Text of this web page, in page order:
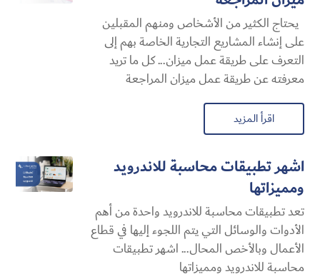
يحتاج الكثير من الأشخاص ومنهم المقبلين
على إنشاء المشاريع التجارية الخاصة بهم إلى
التعرف على طريقة عمل ميزان... كل ما تريد
معرفته عن طريقة عمل ميزان المراجعة
اقرأ المزيد
اشهر تطبيقات محاسبة للاندرويد
ومميزاتها
تعد تطبيقات محاسبة للاندرويد واحدة من أهم
الأدوات والوسائل التي يتم اللجوء إليها في قطاع
الأعمال وبالأخص المحال... اشهر تطبيقات
محاسبة للاندرويد ومميزاتها